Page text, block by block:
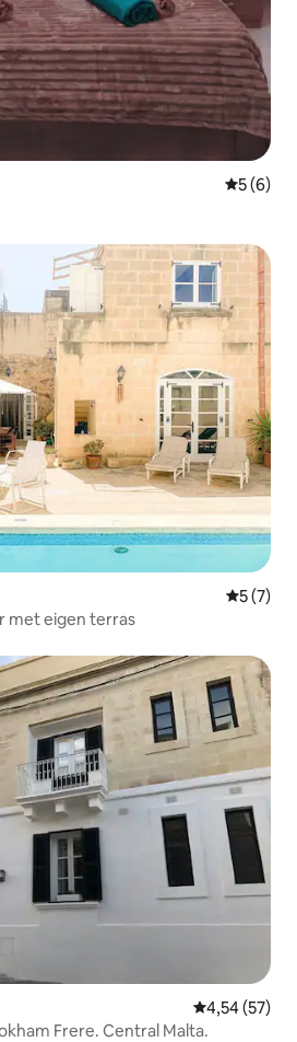
5 (6)
5 (7)
met eigen terras
Gemiddelde
4,54 (57)
Frere. Central Malta.